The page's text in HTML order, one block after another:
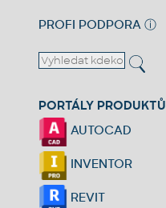
PROFI PODPORA ⓘ
PORTÁLY PRODUKTŮ
AUTOCAD
INVENTOR
REVIT